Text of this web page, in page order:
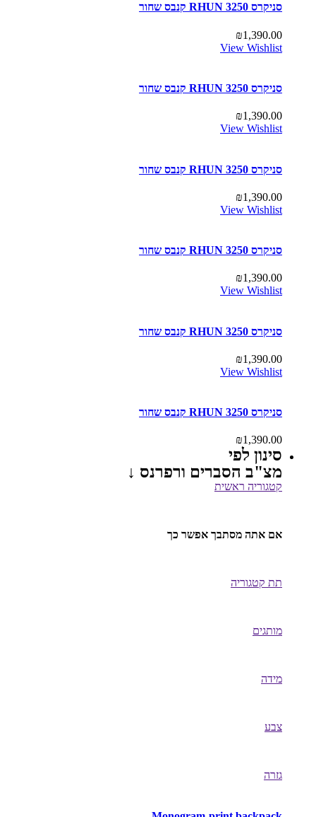
סניקרס RHUN 3250 קנבס שחור
₪1,390.00
View Wishlist
סניקרס RHUN 3250 קנבס שחור
₪1,390.00
View Wishlist
סניקרס RHUN 3250 קנבס שחור
₪1,390.00
View Wishlist
סניקרס RHUN 3250 קנבס שחור
₪1,390.00
View Wishlist
סניקרס RHUN 3250 קנבס שחור
₪1,390.00
View Wishlist
סניקרס RHUN 3250 קנבס שחור
₪1,390.00
סינון לפי
מצ"ב הסברים ורפרנס ↓
קטגוריה ראשית
אם אתה מסתבך אפשר כך
תת קטגוריה
מותגים
מידה
צבע
גזרה